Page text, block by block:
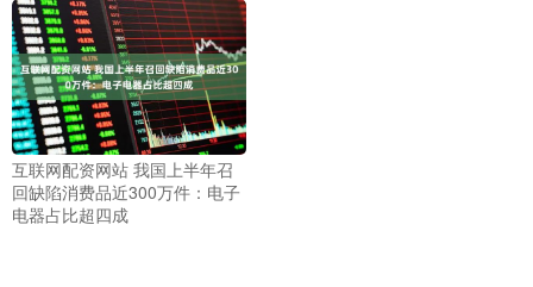
互联网配资网站 我国上半年召
回缺陷消费品近300万件：电子
电器占比超四成